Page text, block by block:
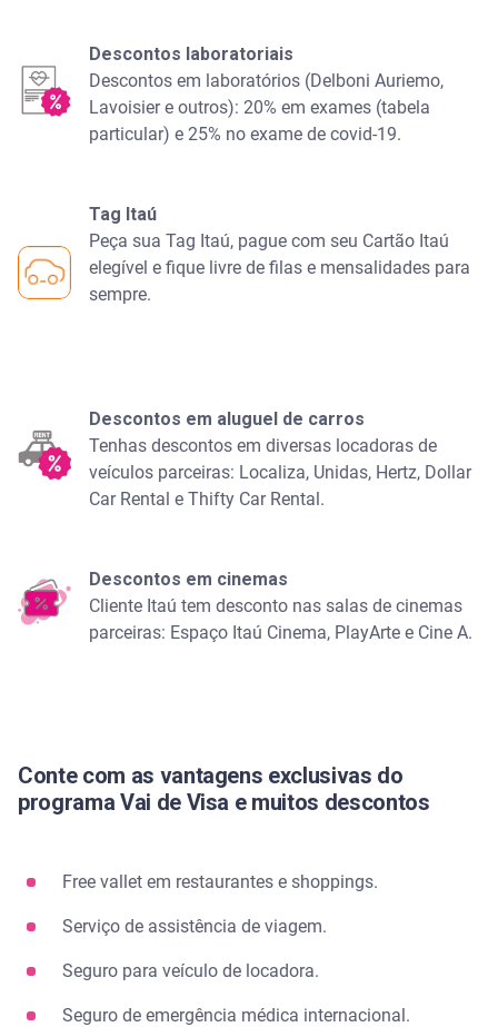
Descontos laboratoriais
Descontos em laboratórios (Delboni Auriemo,
Lavoisier e outros): 20% em exames (tabela
particular) e 25% no exame de covid-19.
Tag Itaú
Peça sua Tag Itaú, pague com seu Cartão Itaú
elegível e fique livre de filas e mensalidades para
sempre.
Descontos em aluguel de carros
Tenhas descontos em diversas locadoras de
veículos parceiras: Localiza, Unidas, Hertz, Dollar
Car Rental e Thifty Car Rental.
Descontos em cinemas
Cliente Itaú tem desconto nas salas de cinemas
parceiras: Espaço Itaú Cinema, PlayArte e Cine A.
Conte com as vantagens exclusivas do
programa Vai de Visa e muitos descontos
Free vallet em restaurantes e shoppings.
Serviço de assistência de viagem.
Seguro para veículo de locadora.
Seguro de emergência médica internacional.